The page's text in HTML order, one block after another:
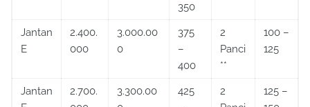
350
Jantan
E
2.400.
000
3.000.00
0
375
–
400
2
Panci
**
100 –
125
Jantan
2.700.
3.300.00
425
2
125 –